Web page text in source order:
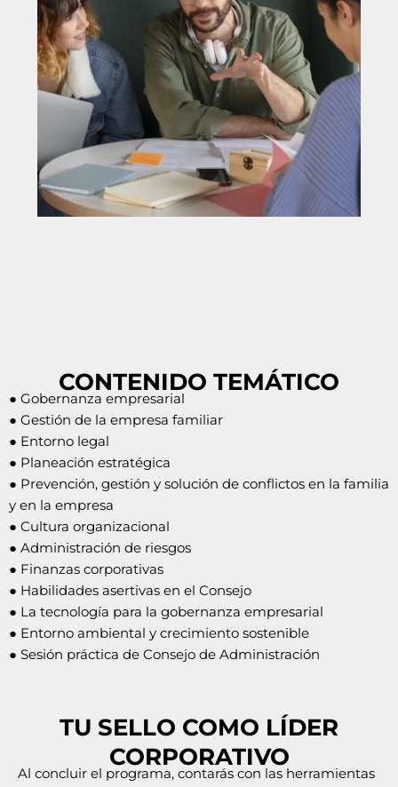
CONTENIDO TEMÁTICO
● Gobernanza empresarial
● Gestión de la empresa familiar
● Entorno legal
● Planeación estratégica
● Prevención, gestión y solución de conflictos en la familia
y en la empresa
● Cultura organizacional
● Administración de riesgos
● Finanzas corporativas
● Habilidades asertivas en el Consejo
● La tecnología para la gobernanza empresarial
● Entorno ambiental y crecimiento sostenible
● Sesión práctica de Consejo de Administración
TU SELLO COMO LÍDER
CORPORATIVO
Al concluir el programa, contarás con las herramientas